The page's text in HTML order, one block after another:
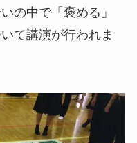
の中で「褒める」
て講演が行われま